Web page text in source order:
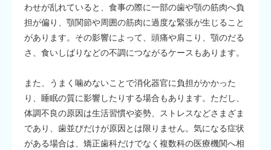
わせが乱れていると、食事の際に一部の歯や顎の筋肉へ負
担が偏り、顎関節や周囲の筋肉に過度な緊張が生じること
があります。その影響によって、頭痛や肩こり、顎のだる
さ、食いしばりなどの不調につながるケースもあります。
また、うまく噛めないことで消化器官に負担がかかった
り、睡眠の質に影響したりする場合もあります。ただし、
体調不良の原因は生活習慣や姿勢、ストレスなどさまざま
であり、歯並びだけが原因とは限りません。気になる症状
がある場合は、矯正歯科だけでなく複数科の医療機関へ相